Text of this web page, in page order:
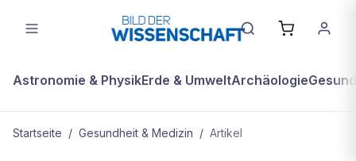
Astronomie & PhysikErde & UmweltArchäologie
Startseite / Gesundheit & Medizin / Artikel